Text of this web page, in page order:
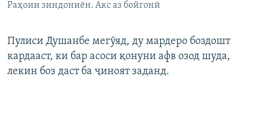
Раҳоии зиндониён. Акс аз бойгонӣ
Пулиси Душанбе мегӯяд, ду мардеро боздошт
кардааст, ки бар асоси қонуни афв озод шуда,
лекин боз даст ба ҷиноят заданд.